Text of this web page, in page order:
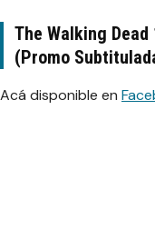
The Walking Dead
(Promo
Acá disponible en